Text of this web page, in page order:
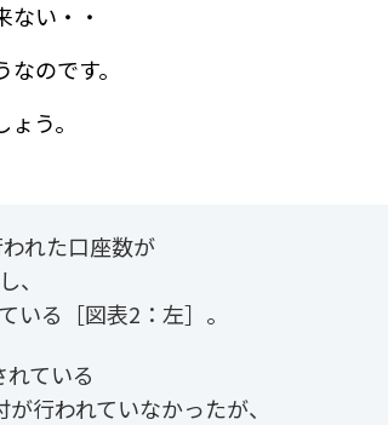
ない・・
のです。
う。
れた口座数が
、
いる［図表2：左］。
ている
行われていなかったが、